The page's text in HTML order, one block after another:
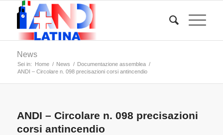
News
Sei in: Home / News / Documentazione assemblea /
ANDI – Circolare n. 098 precisazioni corsi antincendio
ANDI – Circolare n. 098 precisazioni
corsi antincendio